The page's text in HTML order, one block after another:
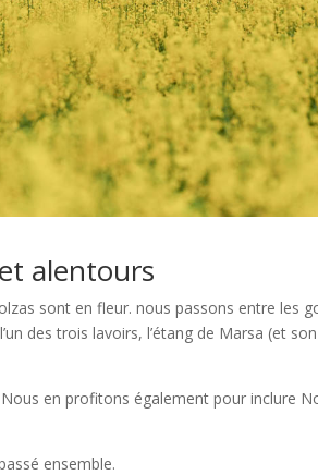
alentours
sont en fleur. nous passons entre les
des trois lavoirs, l’étang de Marsa (et
en profitons également pour inclure
ensemble.